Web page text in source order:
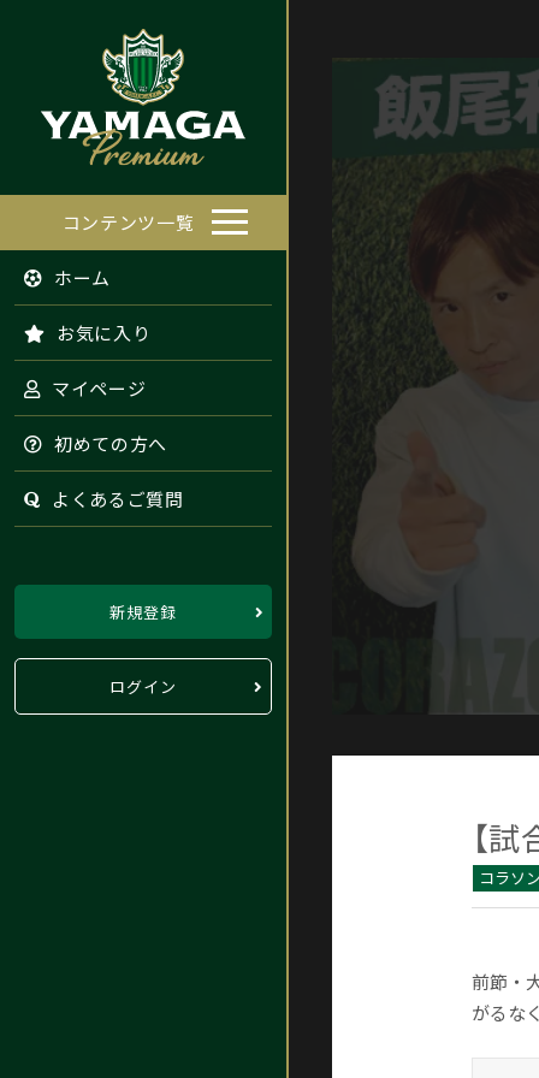
コンテンツ一覧
ホーム
お気に入り
マイページ
初めての方へ
よくあるご質問
新規登録
ログイン
【
コラソ
前節・
がるな